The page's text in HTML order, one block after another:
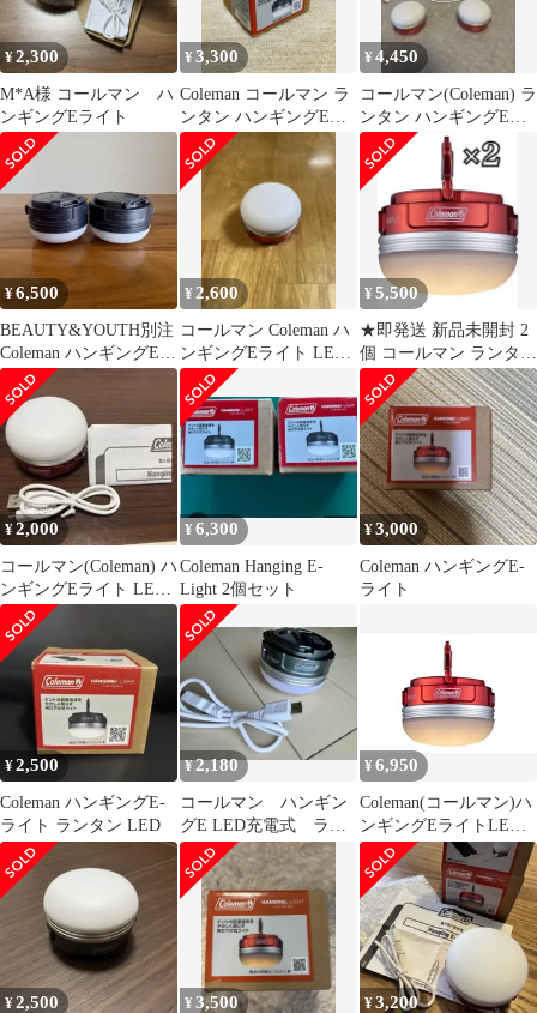
¥2,300
M*A様 コールマン ハ
ンギングEライト
¥3,300
Coleman コールマン ラ
ンタン ハンギングEラ
イト LED
¥4,450
コールマン(Coleman) ラ
ンタン ハンギングEラ
イト
¥6,500
BEAUTY&YOUTH別注
Coleman ハンギングEラ
イト 2個セット
¥ 2,600
コールマン Coleman ハ
ンギングEライト LED
レッド
¥5,500
★即発送 新品未開封 2
個 コールマン ランタン
ハンギングEライト
LED
¥2,000
コールマン(Coleman) ハ
ンギングEライト LED
防災 停電 充電式
¥6,300
Coleman Hanging E-
Light 2個セット
¥3,000
Coleman ハンギングE-
ライト
¥2,500
Coleman ハンギングE-
ライト ランタン LED
¥2,180
コールマン ハンギン
グE LED充電式 ライ
ト メタリックグリー
ン
¥6,950
Coleman(コールマン)ハ
ンギングEライトLED
防災停電充電式アウト
ドアキャンプ登山照明
小型作業灯卓上USB充
電
¥2,500 ¥3,500 ¥3,200